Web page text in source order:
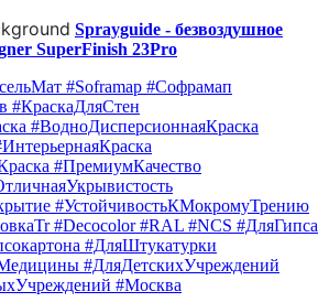
Sprayguide - безвоздушное
SuperFinish 23Pro
#Soframap #Софрамап
#КраскаДляСтен
#ВодноДисперсионнаяКраска
#ПремиумКачество
#УстойчивостьКМокромуТрению
#Decocolor #RAL #NCS #ДляГипса
#ДляШтукатурки
#ДляДетскихУчреждений
#Москва